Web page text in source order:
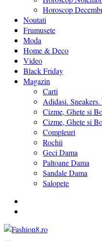
Horoscop
Noutati
Frumusete
Moda
Home & Deco
Video
Black Friday
Magazin
Carti
Adidasi.
Cizme, Ghete si
Cizme, Ghete si
Compleuri
Rochii
Geci Dama
Paltoane Dama
Sandale Dama
Salopete